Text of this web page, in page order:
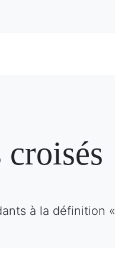
à la définition